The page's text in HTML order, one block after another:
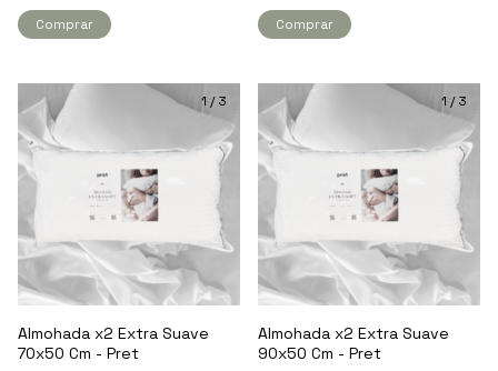
Comprar Comprar
1 /3
Almohada x2 Extra Suave
70x50 Cm - Pret
1 /3
Almohada x2 Extra Suave
90x50 Cm - Pret